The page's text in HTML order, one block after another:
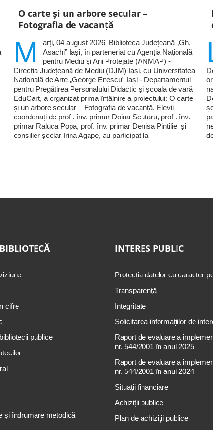
O carte și un arbore secular –
Fotografia de vacanță
M
arți, 04 august 2026, Biblioteca Județeană „Gh.
Asachi” Iași, în parteneriat cu Agenția Națională
pentru Mediu și Arii Protejate (ANMAP) -
Direcția Județeană de Mediu (DJM) Iași, cu Universitatea
Națională de Arte „George Enescu” Iași - Departamentul
pentru Pregătirea Personalului Didactic și școala de vară
EduCart, a organizat prima întâlnire a proiectului: O carte
și un arbore secular – Fotografia de vacanță. Elevii
coordonați de prof . înv. primar Doina Scutaru, prof . înv.
primar Raluca Popa, prof. înv. primar Denisa Pintilie și
consilier școlar Irina Agape, au participat la
cifre
publice
și îndrumare metodică
INTERES PUBLIC
Protecția datelor cu caracter
Transparență
Integritate
Solicitarea informaţiilor de
Raport de evaluare a
nr. 544/2001 în anul 2025
Raport de evaluare a
nr. 544/2001 în anul 2024
Situații financiare
Achiziții publice
Plan de achiziţii publice